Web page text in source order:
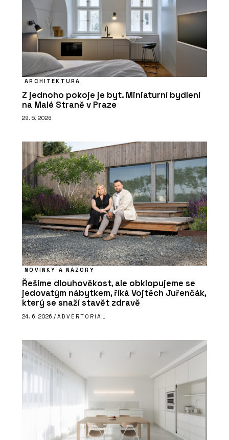
ARCHITEKTURA
Z jednoho pokoje je byt. Miniaturní bydlení
na Malé Straně v Praze
29. 5. 2026
NOVINKY A NÁZORY
Řešíme dlouhověkost, ale obklopujeme se
jedovatým nábytkem, říká Vojtěch Juřenčák,
který se snaží stavět zdravě
24. 6. 2026 / ADVERTORIAL